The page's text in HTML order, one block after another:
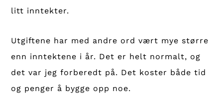
litt inntekter.
Utgiftene har med andre ord vært mye større
enn inntektene i år. Det er helt normalt, og
det var jeg forberedt på. Det koster både tid
og penger å bygge opp noe.